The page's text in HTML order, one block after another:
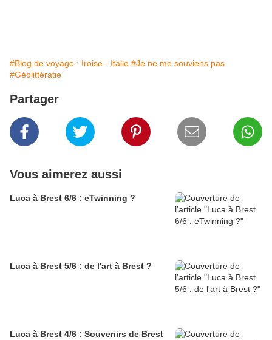
#Blog de voyage : Iroise - Italie #Je ne me souviens pas
#Géolittératie
Partager
Vous aimerez aussi
Luca à Brest 6/6 : eTwinning ?
Luca à Brest 5/6 : de l'art à Brest ?
Luca à Brest 4/6 : Souvenirs de Brest